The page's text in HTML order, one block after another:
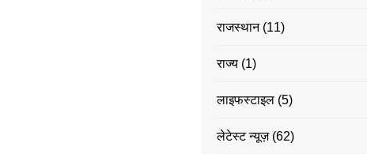
राजस्थान(11)
राज्य (1)
लाइफस्टाइल (5)
लेटेस्ट न्यूज़(62)